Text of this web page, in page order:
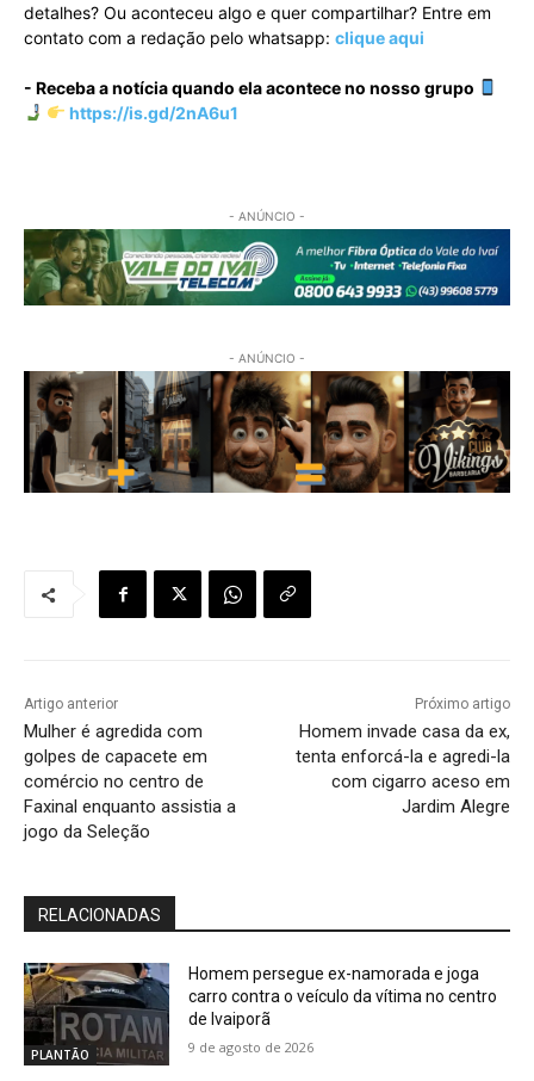
detalhes? Ou aconteceu algo e quer compartilhar? Entre em
contato com a redação pelo whatsapp: clique aqui
- Receba a notícia quando ela acontece no nosso grupo
https://is.gd/2nA6u1
- ANÚNCIO -
- ANÚNCIO -
Artigo anterior
Mulher é agredida com
golpes de capacete em
comércio no centro de
Faxinal enquanto assistia a
jogo da Seleção
Próximo artigo
Homem invade casa da ex,
tenta enforcá-la e agredi-la
com cigarro aceso em
Jardim Alegre
RELACIONADAS
PLANTÃO
Homem persegue ex-namorada e joga
carro contra o veículo da vítima no centro
de Ivaiporã
9 de agosto de 2026